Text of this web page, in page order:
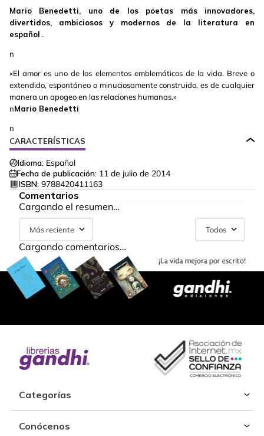
Mario Benedetti, uno de los poetas más innovadores,
divertidos, ambiciosos y modernos de la literatura en
español .
n
«El amor es uno de los elementos emblemáticos de la vida. Breve o
extendido, espontáneo o minuciosamente construido, es de cualquier
manera un apogeo en las relaciones humanas.»
nMario Benedetti
n
CARACTERÍSTICAS
Idioma: Español
Fecha de publicación: 11 de julio de 2014
ISBN: 9788420411163
Comentarios
Cargando el resumen…
Más reciente Todos
Cargando comentarios…
Categorías
Conócenos